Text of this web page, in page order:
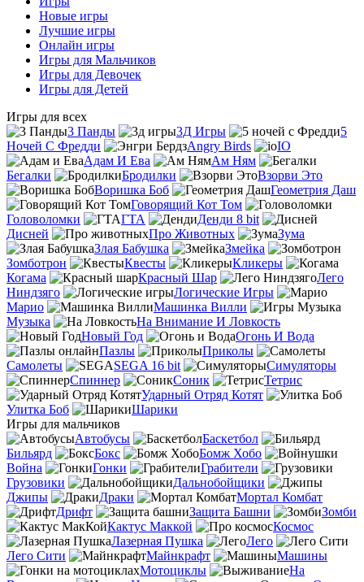
Новые игры
Лучшие игры
Онлайн игры
Игры для Мальчиков
Игры для Девочек
Игры для Детей
Игры для всех
3 Панды
3Д Игры
5
Ночей С Фредди
Angry Birds
IO
Адам И Ева
Ам Ням
Бегалки
Бродилки
Взорви Это
Воришка Боб
Геометрия Даш
Говорящий Кот Том
Головоломки
ГТА
Денди 8 bit
Дисней
Про Животных
Зума
Злая Бабушка
Змейка
Зомботрон
Квесты
Кликеры
Когама
Красный Шар
Лего
Ниндзяго
Логические Игры
Марио
Машинка Вилли
Музыка
На Внимание И Ловкость
Новый Год
Огонь И Вода
Пазлы
Приколы
Самолеты
SEGA 16 bit
Симуляторы
Спиннер
Соник
Тетрис
Ударный Отряд Котят
Улитка Боб
Шарики
Игры для мальчиков
Автобусы
Баскетбол
Бильярд
Бокс
Бомж Хобо
Война
Гонки
Грабители
Грузовики
Дальнобойщики
Джипы
Драки
Мортал Комбат
Дрифт
Защита Башни
Зомби
Кактус Маккой
Космос
Лазерная Пушка
Лего
Лего Сити
Майнкрафт
Машины
Мотоциклы
На